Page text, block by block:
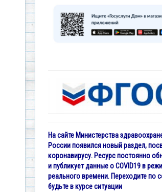
На сайте Министерства
России появился новый раздел,
коронавирусу. Ресурс постоянно
и публикует данные о COVID19 в
реального времени. Переходите по
будьте в курсе ситуации